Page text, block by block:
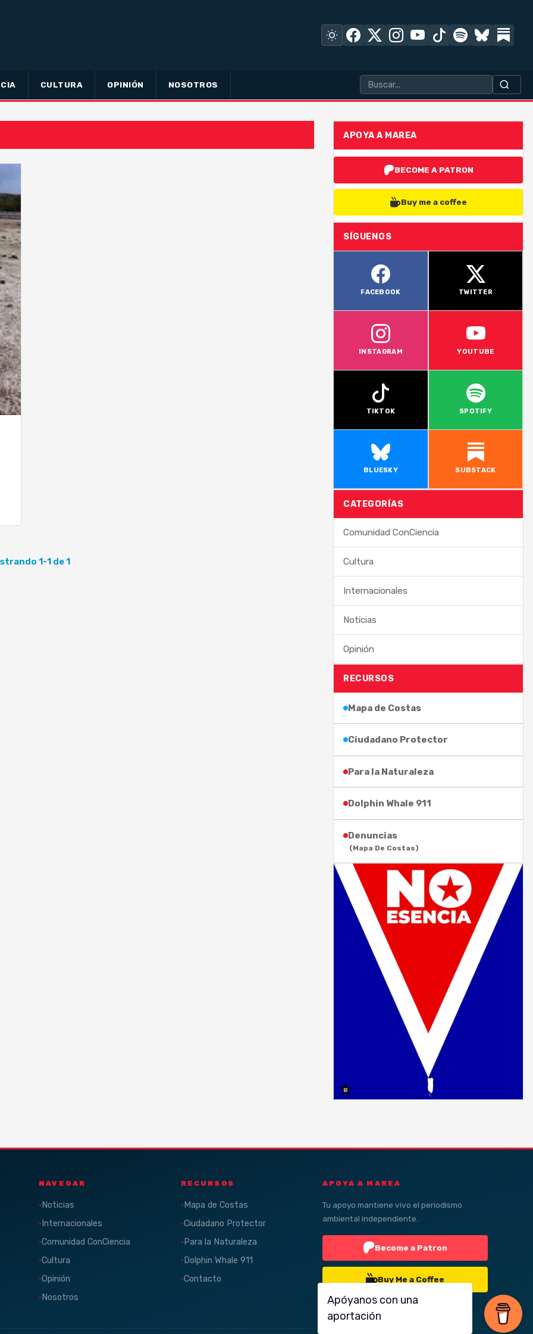
CULTURA OPINIÓN NOSOTROS
1-1 de 1
APOYA A MAREA
BECOME A PATRON
Buy me a coffee
SÍGUENOS
FACEBOOK TWITTER
INSTAGRAM YOUTUBE
TIKTOK SPOTIFY
BLUESKY SUBSTACK
CATEGORÍAS
Comunidad ConCiencia
Cultura
Internacionales
Noticias
Opinión
RECURSOS
Mapa de Costas
Ciudadano Protector
Para la Naturaleza
Dolphin Whale 911
Denuncias
(Mapa De Costas)
NAVEGAR
Noticias
Internacionales
Comunidad ConCiencia
Cultura
Opinión
Nosotros
RECURSOS
Mapa de Costas
Ciudadano Protector
Para la Naturaleza
Dolphin Whale 911
Contacto
APOYA A MAREA
Tu apoyo mantiene vivo el periodismo
ambiental independiente.
Become a Patron
Buy Me a Coffee
Apóyanos con una
aportación